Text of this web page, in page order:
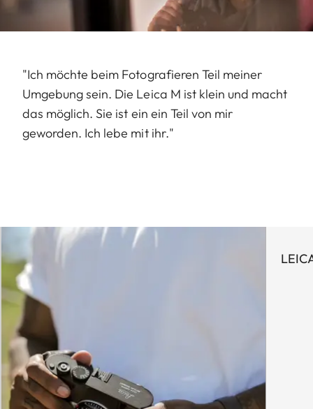
"Ich möchte beim Fotografieren Teil meiner
Umgebung sein. Die Leica M ist klein und macht
das möglich. Sie ist ein ein Teil von mir
geworden. Ich lebe mit ihr."